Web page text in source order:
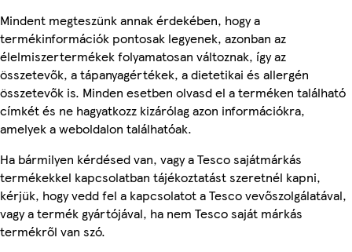
Mindent megteszünk annak érdekében, hogy a
termékinformációk pontosak legyenek, azonban az
élelmiszertermékek folyamatosan változnak, így az
összetevők, a tápanyagértékek, a dietetikai és allergén
összetevők is. Minden esetben olvasd el a terméken található
címkét és ne hagyatkozz kizárólag azon információkra,
amelyek a weboldalon találhatóak.
Ha bármilyen kérdésed van, vagy a Tesco sajátmárkás
termékekkel kapcsolatban tájékoztatást szeretnél kapni,
kérjük, hogy vedd fel a kapcsolatot a Tesco vevőszolgálatával,
vagy a termék gyártójával, ha nem Tesco saját márkás
termékről van szó.